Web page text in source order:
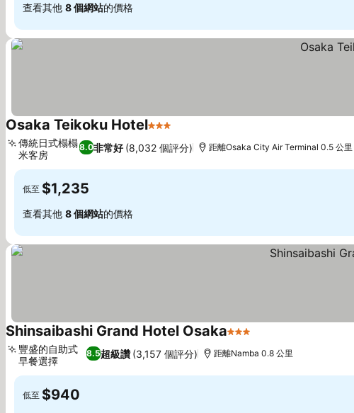
查看其他 8 個網站的價格
Osaka Teikoku Hotel3 星級
8.0非常好 (8,032 個評分)
傳統日式榻榻
米客房
距離Osaka City Air Terminal 0.5 公里
低至 $1,235
查看其他 8 個網站的價格
Shinsaibashi Grand Hotel Osaka3 星級
8.5超級讚 (3,157 個評分)
豐盛的自助式
早餐選擇
距離Namba 0.8 公里
低至 $940